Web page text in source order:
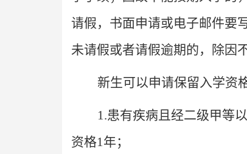
请假，书面申请或电子邮件要
未请假或者请假逾期的，除因
新生可以申请保留入学资
1.患有疾病且经二级甲等
资格1年；